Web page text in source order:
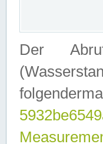
Der